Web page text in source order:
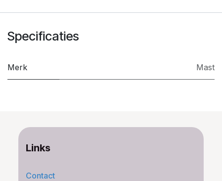
Specificaties
Merk Mast
Links
Contact